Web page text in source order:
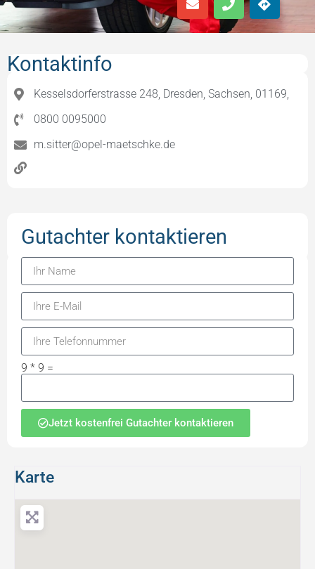
Karte
Kontaktinfo
Kesselsdorferstrasse 248, Dresden, Sachsen, 01169,
0800 0095000
m.sitter@opel-maetschke.de
Gutachter kontaktieren
9 * 9 =
Jetzt kostenfrei Gutachter kontaktieren